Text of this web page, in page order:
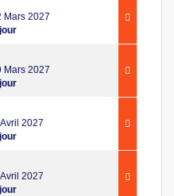
Mars 2027
Mars 2027
2027
2027